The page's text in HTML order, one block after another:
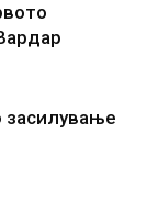
засилување